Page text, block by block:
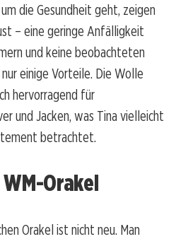
die Gesundheit geht, zeigen
– eine geringe Anfälligkeit
und keine beobachteten
einige Vorteile. Die Wolle
hervorragend für
und Jacken, was Tina vielleicht
betrachtet.
Orakel
Orakel ist nicht neu. Man